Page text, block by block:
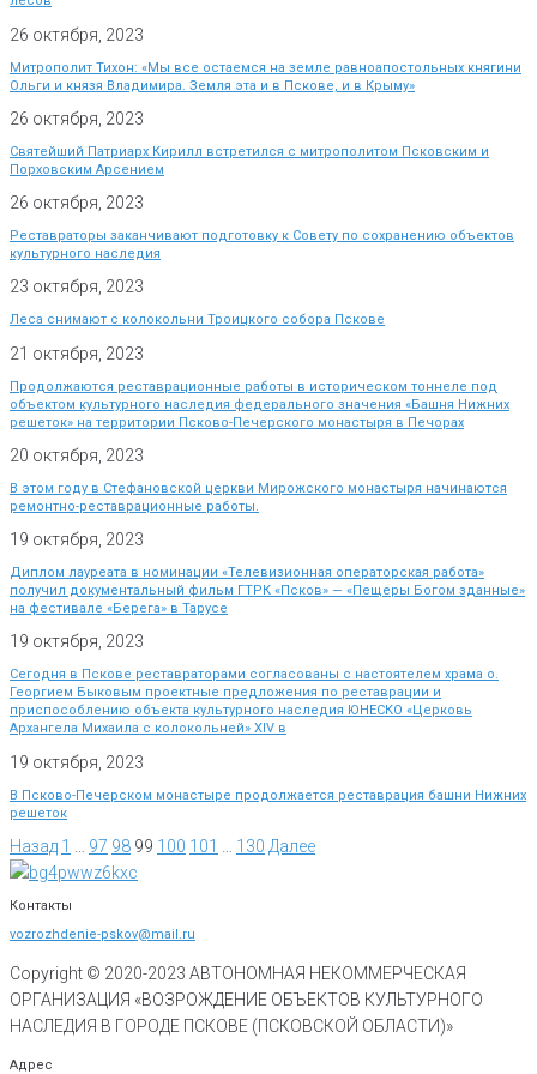
26 октября, 2023
Митрополит Тихон: «Мы все остаемся на земле равноапостольных княгини
Ольги и князя Владимира. Земля эта и в Пскове, и в Крыму»
26 октября, 2023
Святейший Патриарх Кирилл встретился с митрополитом Псковским и
Порховским Арсением
26 октября, 2023
Реставраторы заканчивают подготовку к Совету по сохранению объектов
культурного наследия
23 октября, 2023
Леса снимают с колокольни Троицкого собора Пскове
21 октября, 2023
Продолжаются реставрационные работы в историческом тоннеле под
объектом культурного наследия федерального значения «Башня Нижних
решеток» на территории Псково-Печерского монастыря в Печорах
20 октября, 2023
В этом году в Стефановской церкви Мирожского монастыря начинаются
ремонтно-реставрационные работы.
19 октября, 2023
Диплом лауреата в номинации «Телевизионная операторская работа»
получил документальный фильм ГТРК «Псков» — «Пещеры Богом зданные»
на фестивале «Берега» в Тарусе
19 октября, 2023
Сегодня в Пскове реставраторами согласованы с настоятелем храма о.
Георгием Быковым проектные предложения по реставрации и
приспособлению объекта культурного наследия ЮНЕСКО «Церковь
Архангела Михаила с колокольней» XIV в
19 октября, 2023
В Псково-Печерском монастыре продолжается реставрация башни Нижних
решеток
Назад 1 97 98 99 100 101 130 Далее
Контакты
vozrozhdenie-pskov@mail.ru
Copyright © 2020-2023 АВТОНОМНАЯ НЕКОММЕРЧЕСКАЯ
ОРГАНИЗАЦИЯ «ВОЗРОЖДЕНИЕ ОБЪЕКТОВ КУЛЬТУРНОГО
НАСЛЕДИЯ В ГОРОДЕ ПСКОВЕ (ПСКОВСКОЙ ОБЛАСТИ)»
Адрес